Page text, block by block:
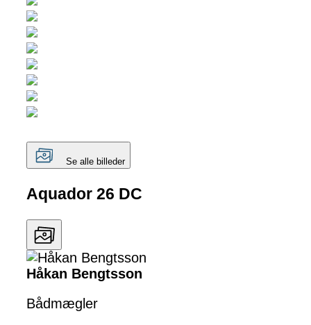
Se alle billeder
Aquador 26 DC
Håkan Bengtsson
Bådmægler